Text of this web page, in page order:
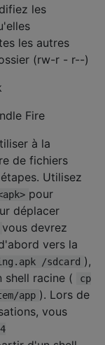
les
les autres
(rw-r - r--)
Fire
à la
de fichiers
Utilisez
pour
déplacer
vous devrez
vers la
/sdcard ),
racine (
cp
app ). Lors de
vous